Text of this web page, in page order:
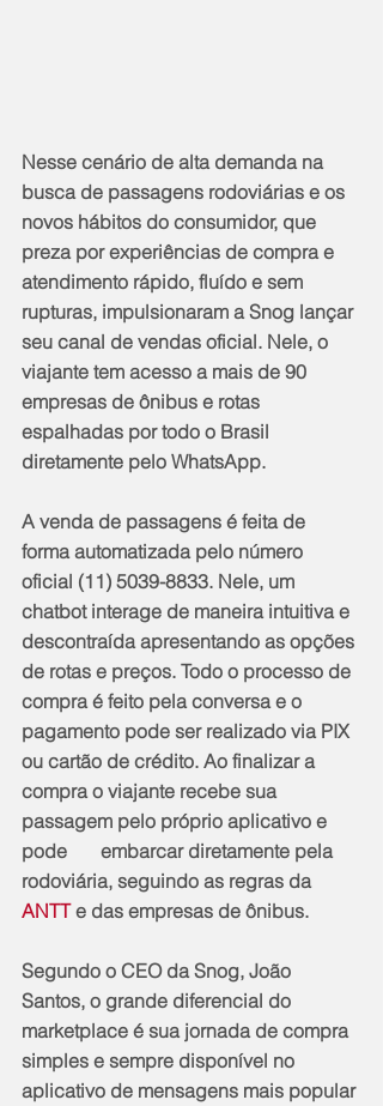
Nesse cenário de alta demanda na
busca de passagens rodoviárias e os
novos hábitos do consumidor, que
preza por experiências de compra e
atendimento rápido, fluído e sem
rupturas, impulsionaram a Snog lançar
seu canal de vendas oficial. Nele, o
viajante tem acesso a mais de 90
empresas de ônibus e rotas
espalhadas por todo o Brasil
diretamente pelo WhatsApp.
A venda de passagens é feita de
forma automatizada pelo número
oficial (11) 5039-8833. Nele, um
chatbot interage de maneira intuitiva e
descontraída apresentando as opções
de rotas e preços. Todo o processo de
compra é feito pela conversa e o
pagamento pode ser realizado via PIX
ou cartão de crédito. Ao finalizar a
compra o viajante recebe sua
passagem pelo próprio aplicativo e
pode       embarcar diretamente pela
rodoviária, seguindo as regras da
ANTT e das empresas de ônibus.
Segundo o CEO da Snog, João
Santos, o grande diferencial do
marketplace é sua jornada de compra
simples e sempre disponível no
aplicativo de mensagens mais popular